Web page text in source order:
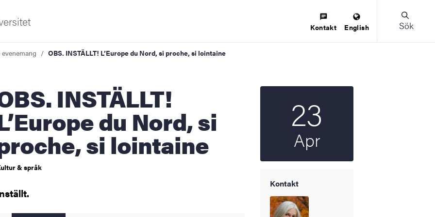
innovation
Kontakt English Sök
OBS. INSTÄLLT! L’Europe du Nord, si proche, si lointaine
du Nord, si
si lointaine
& språk
23
Apr
Kontakt